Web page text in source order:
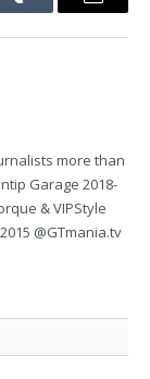
Tumblr Email
more than
Garage 2018-
& VIPStyle
@GTmania.tv